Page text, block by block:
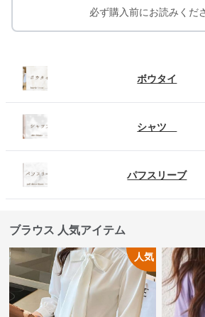
必ず購入前にお読みくだ
ボウタイ
シャツ
パフスリーブ
ブラウス 人気アイテム
人気